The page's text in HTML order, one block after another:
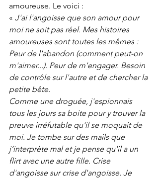
amoureuse. Le voici :
« J'ai l'angoisse que son amour pour
moi ne soit pas réel. Mes histoires
amoureuses sont toutes les mêmes :
Peur de l'abandon (comment peut-on
m'aimer...). Peur de m'engager. Besoin
de contrôle sur l'autre et de chercher la
petite bête.
Comme une droguée, j'espionnais
tous les jours sa boite pour y trouver la
preuve irréfutable qu'il se moquait de
moi. Je tombe sur des mails que
j’interprète mal et je pense qu'il a un
flirt avec une autre fille. Crise
d'angoisse sur crise d'angoisse. Je